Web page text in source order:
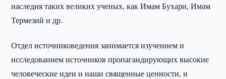
наследия таких великих ученых, как Имам Бухари, Имам
Термезий и др.
Отдел источниковедения занимается изучением и
исследованием источников пропагандирующих высокие
человеческие идеи и наши священные ценности, и